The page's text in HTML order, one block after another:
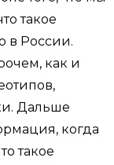
такое
в России.
как и
Дальше
когда
такое